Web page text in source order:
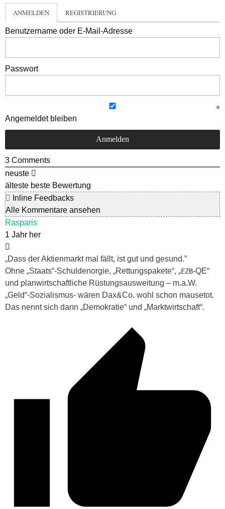
ANMELDEN REGISTRIERUNG
Benutzername oder E-Mail-Adresse
Passwort
Angemeldet bleiben
3 Comments
neuste
älteste beste Bewertung
Inline Feedbacks
Alle Kommentare ansehen
Rasparis
1 Jahr her
„Dass der Aktienmarkt mal fällt, ist gut und gesund.”
Ohne „Staats“-Schuldenorgie, „Rettungspakete“, „EZB-QE“
und planwirtschaftliche Rüstungsausweitung – m.a.W.
„Geld“-Sozialismus- wären Dax&Co. wohl schon mausetot.
Das nennt sich dann „Demokratie“ und „Marktwirtschaft“.